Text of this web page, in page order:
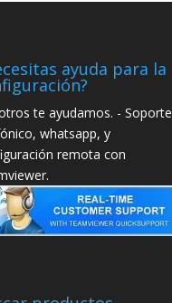
ayuda para la
te ayudamos. - Soporte
whatsapp, y
remota con